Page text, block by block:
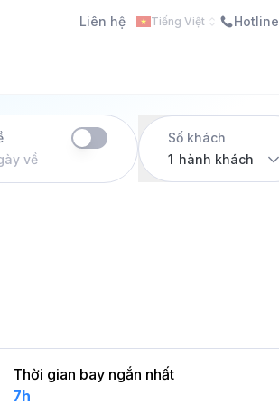
Liên hệ Tiếng Việt Hotline
về
Số khách
1 hành khách
Thời gian bay ngắn nhất
7h